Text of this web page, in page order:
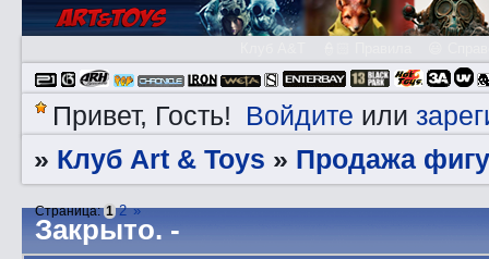
Привет, Гость! Войдите или
» Клуб Art & Toys » Продажа
Закрытo. -
Страница:1 2 »